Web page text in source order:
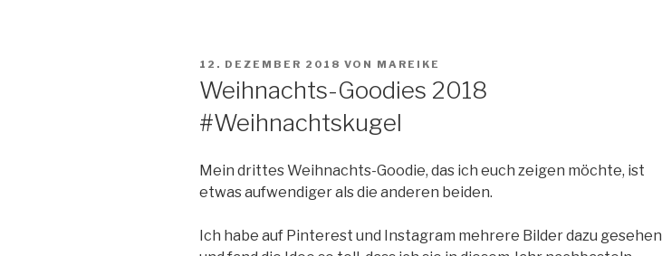
VERÖFFENTLICHT
12. DEZEMBER 2018 VON MAREIKE
Weihnachts-Goodies 2018
#Weihnachtskugel
Mein drittes Weihnachts-Goodie, das ich euch zeigen möchte, ist
etwas aufwendiger als die anderen beiden.
Ich habe auf Pinterest und Instagram mehrere Bilder dazu gesehen